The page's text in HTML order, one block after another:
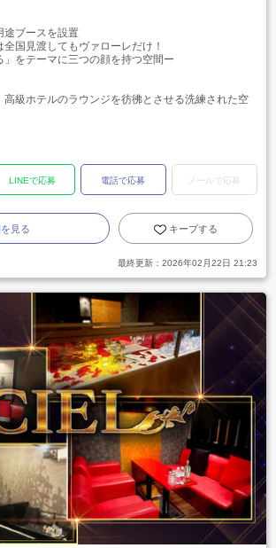
途ブースを設置
国見渡してもヴァローレだけ！
」をテーマに三つの顔を持つ空間ー
高級ホテルのラウンジを彷彿とさせる洗練された空
LINEで応募 電話で応募 メールで応募
見る キープする
最終更新： 2026年02月22日 21:23